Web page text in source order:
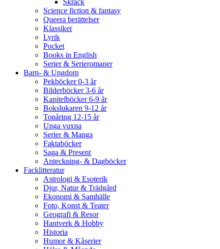
Skräck
Science fiction & fantasy
Queera berättelser
Klassiker
Lyrik
Pocket
Books in English
Serier & Serieromaner
Barn- & Ungdom
Pekböcker 0-3 år
Bilderböcker 3-6 år
Kapitelböcker 6-9 år
Bokslukaren 9-12 år
Tonåring 12-15 år
Unga vuxna
Serier & Manga
Faktaböcker
Saga & Present
Anteckning- & Dagböcker
Facklitteratur
Astrologi & Esoterik
Djur, Natur & Trädgård
Ekonomi & Samhälle
Foto, Konst & Teater
Geografi & Resor
Hantverk & Hobby
Historia
Humor & Kåserier